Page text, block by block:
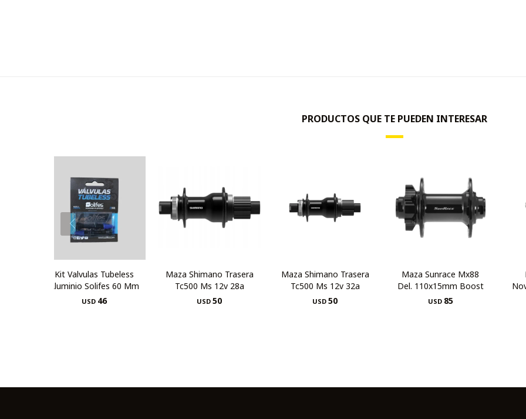
PRODUCTOS QUE TE PUEDEN INTERESAR
Kit Valvulas Tubeless
Aluminio Solifes 60 Mm
USD 46
Maza Shimano Trasera
Tc500 Ms 12v 28a
USD 50
Maza Shimano Trasera
Tc500 Ms 12v 32a
USD 50
Maza Sunrace Mx88
Del. 110x15mm Boost
USD 85